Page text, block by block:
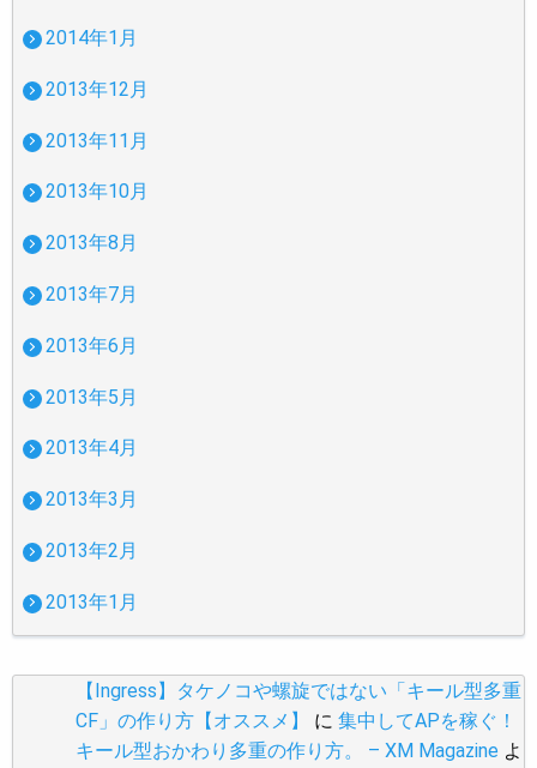
2014年1月
2013年12月
2013年11月
2013年10月
2013年8月
2013年7月
2013年6月
2013年5月
2013年4月
2013年3月
2013年2月
2013年1月
【Ingress】タケノコや螺旋ではない「キール型多重
CF」の作り方【オススメ】
に 集中してAPを稼ぐ！
キール型おかわり多重の作り方。 – XM Magazine よ